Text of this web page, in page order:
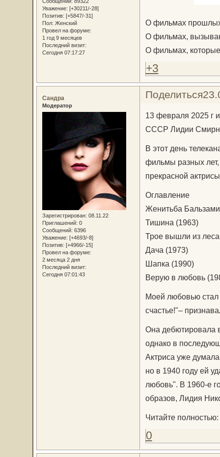
Сообщений: 89322
Уважение: [+30211/-28]
Позитив: [+5847/-31]
Пол: Женский
Провел на форуме:
1 год 9 месяцев
Последний визит:
Сегодня 07:17:27
О фильмах
О фильмах,
О фильмах,
+3
Поделиться
Сандра
Модератор
Зарегистрирован: 08.11.22
Приглашений: 0
Сообщений: 6396
Уважение: [+4693/-8]
Позитив: [+4966/-15]
Провел на форуме:
2 месяца 2 дня
Последний визит:
Сегодня 07:01:43
13 февраля 2025 г
СССР Лидии
В этот день
фильмы разных лет,
прекрасной актрисы
Оглавление
Женитьба
Тишина (1963)
Трое вышли из
Дача (1973)
Шапка (1990)
Верую в любовь
Моей любовью стал
счастье!"–
Она дебютировала
однако в
Актриса уже
но в 1940 году ей
любовь". В 1960-е
образов, Лидия
Читайте полностью:
0